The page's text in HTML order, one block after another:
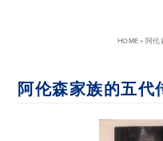
HOME»阿伦
阿伦森家族的五代